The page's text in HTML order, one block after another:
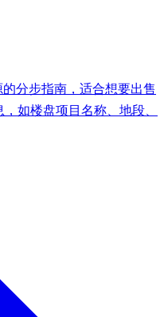
分步指南，适合想要出售
如楼盘项目名称、地段、